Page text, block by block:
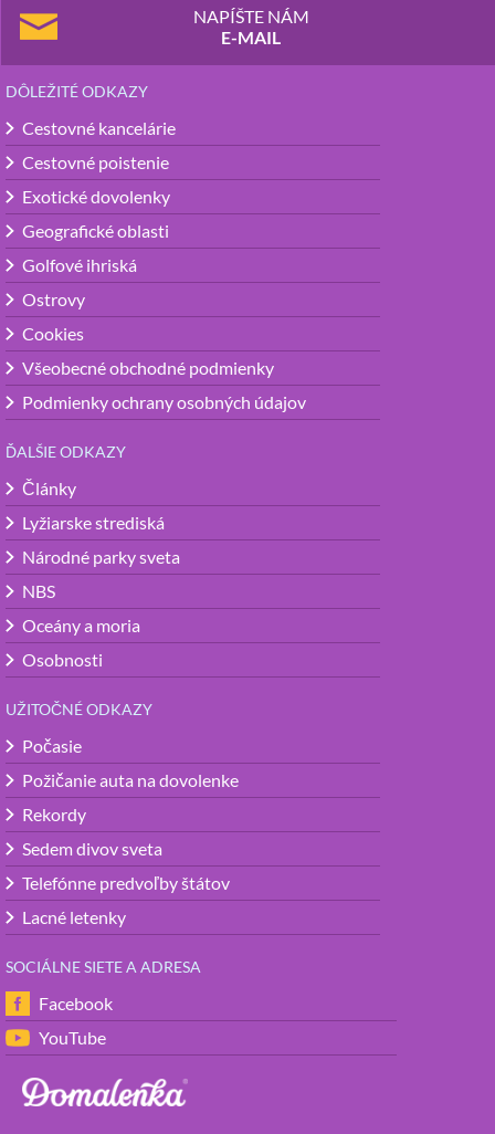
NAPÍŠTE NÁM
E-MAIL
DÔLEŽITÉ ODKAZY
Cestovné kancelárie
Cestovné poistenie
Exotické dovolenky
Geografické oblasti
Golfové ihriská
Ostrovy
Cookies
Všeobecné obchodné podmienky
Podmienky ochrany osobných údajov
ĎALŠIE ODKAZY
Články
Lyžiarske strediská
Národné parky sveta
NBS
Oceány a moria
Osobnosti
UŽITOČNÉ ODKAZY
Počasie
Požičanie auta na dovolenke
Rekordy
Sedem divov sveta
Telefónne predvoľby štátov
Lacné letenky
SOCIÁLNE SIETE A ADRESA
Facebook
YouTube